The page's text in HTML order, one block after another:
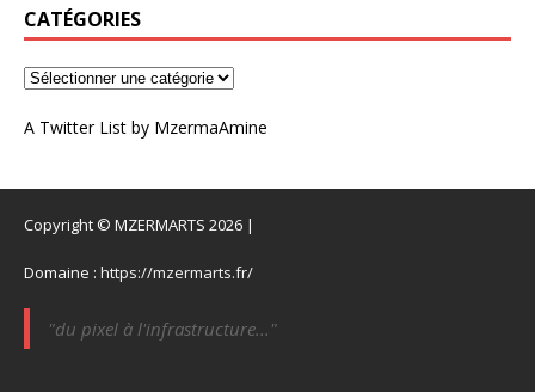
CATÉGORIES
A Twitter List by MzermaAmine
Copyright © MZERMARTS 2026 |
Domaine : https://mzermarts.fr/
"du pixel à l'infrastructure..."